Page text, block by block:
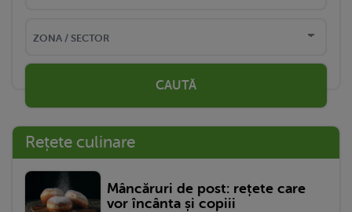
CAUTĂ
Rețete culinare
Mâncăruri de post: rețete care
vor încânta și copiii